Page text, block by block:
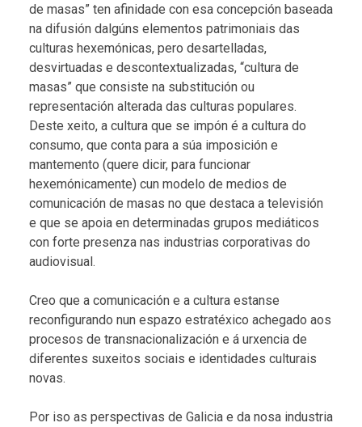
de masas” ten afinidade con esa concepción baseada
na difusión dalgúns elementos patrimoniais das
culturas hexemónicas, pero desartelladas,
desvirtuadas e descontextualizadas, “cultura de
masas” que consiste na substitución ou
representación alterada das culturas populares.
Deste xeito, a cultura que se impón é a cultura do
consumo, que conta para a súa imposición e
mantemento (quere dicir, para funcionar
hexemónicamente) cun modelo de medios de
comunicación de masas no que destaca a televisión
e que se apoia en determinadas grupos mediáticos
con forte presenza nas industrias corporativas do
audiovisual.
Creo que a comunicación e a cultura estanse
reconfigurando nun espazo estratéxico achegado aos
procesos de transnacionalización e á urxencia de
diferentes suxeitos sociais e identidades culturais
novas.
Por iso as perspectivas de Galicia e da nosa industria